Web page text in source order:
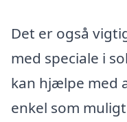
Det er også
med speciale i
kan hjælpe med
enkel som